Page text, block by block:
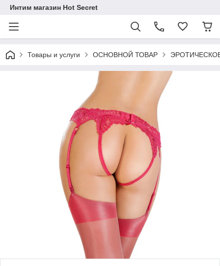
Интим магазин Hot Secret
Товары и услуги ОСНОВНОЙ ТОВАР